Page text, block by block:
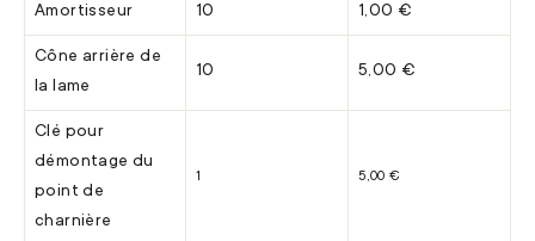
Amortisseur 10 1,00 €
Cône arrière de
la lame
10 5,00 €
Clé pour
démontage du
point de
charnière
1 5,00 €